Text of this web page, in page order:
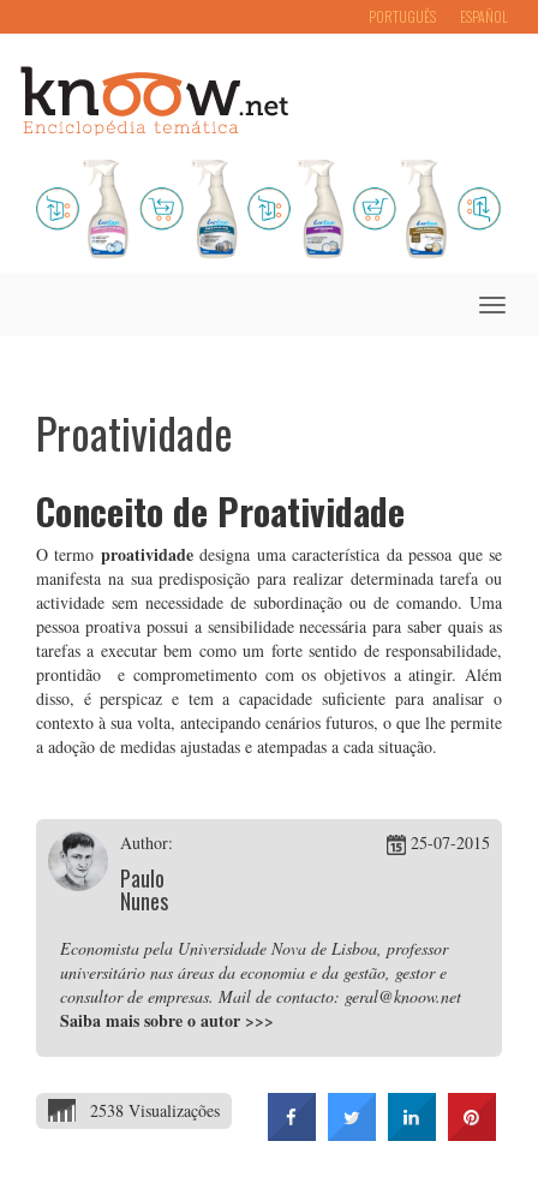
PORTUGUÊS ESPAÑOL
Toggle
Proatividade
Conceito de Proatividade
O termo proatividadedesigna uma característica da pessoa que se
manifesta na sua predisposição para realizar determinada tarefa ou
actividade sem necessidade de subordinação ou de comando. Uma
pessoa proativa possui a sensibilidade necessária para saber quais as
tarefas a executar bem como um forte sentido de responsabilidade,
prontidão e comprometimento com os objetivos a atingir. Além
disso, é perspicaz e tem a capacidade suficiente para analisar o
contexto à sua volta, antecipando cenários futuros, o que lhe permite
a adoção de medidas ajustadas e atempadas a cada situação.
Author:
Paulo
Nunes
25-07-2015
Economista pela Universidade Nova de Lisboa, professor
universitário nas áreas da economia e da gestão, gestor e
consultor de empresas. Mail de contacto: geral@knoow.net
Saiba mais sobre o autor >>>
2538 Visualizações